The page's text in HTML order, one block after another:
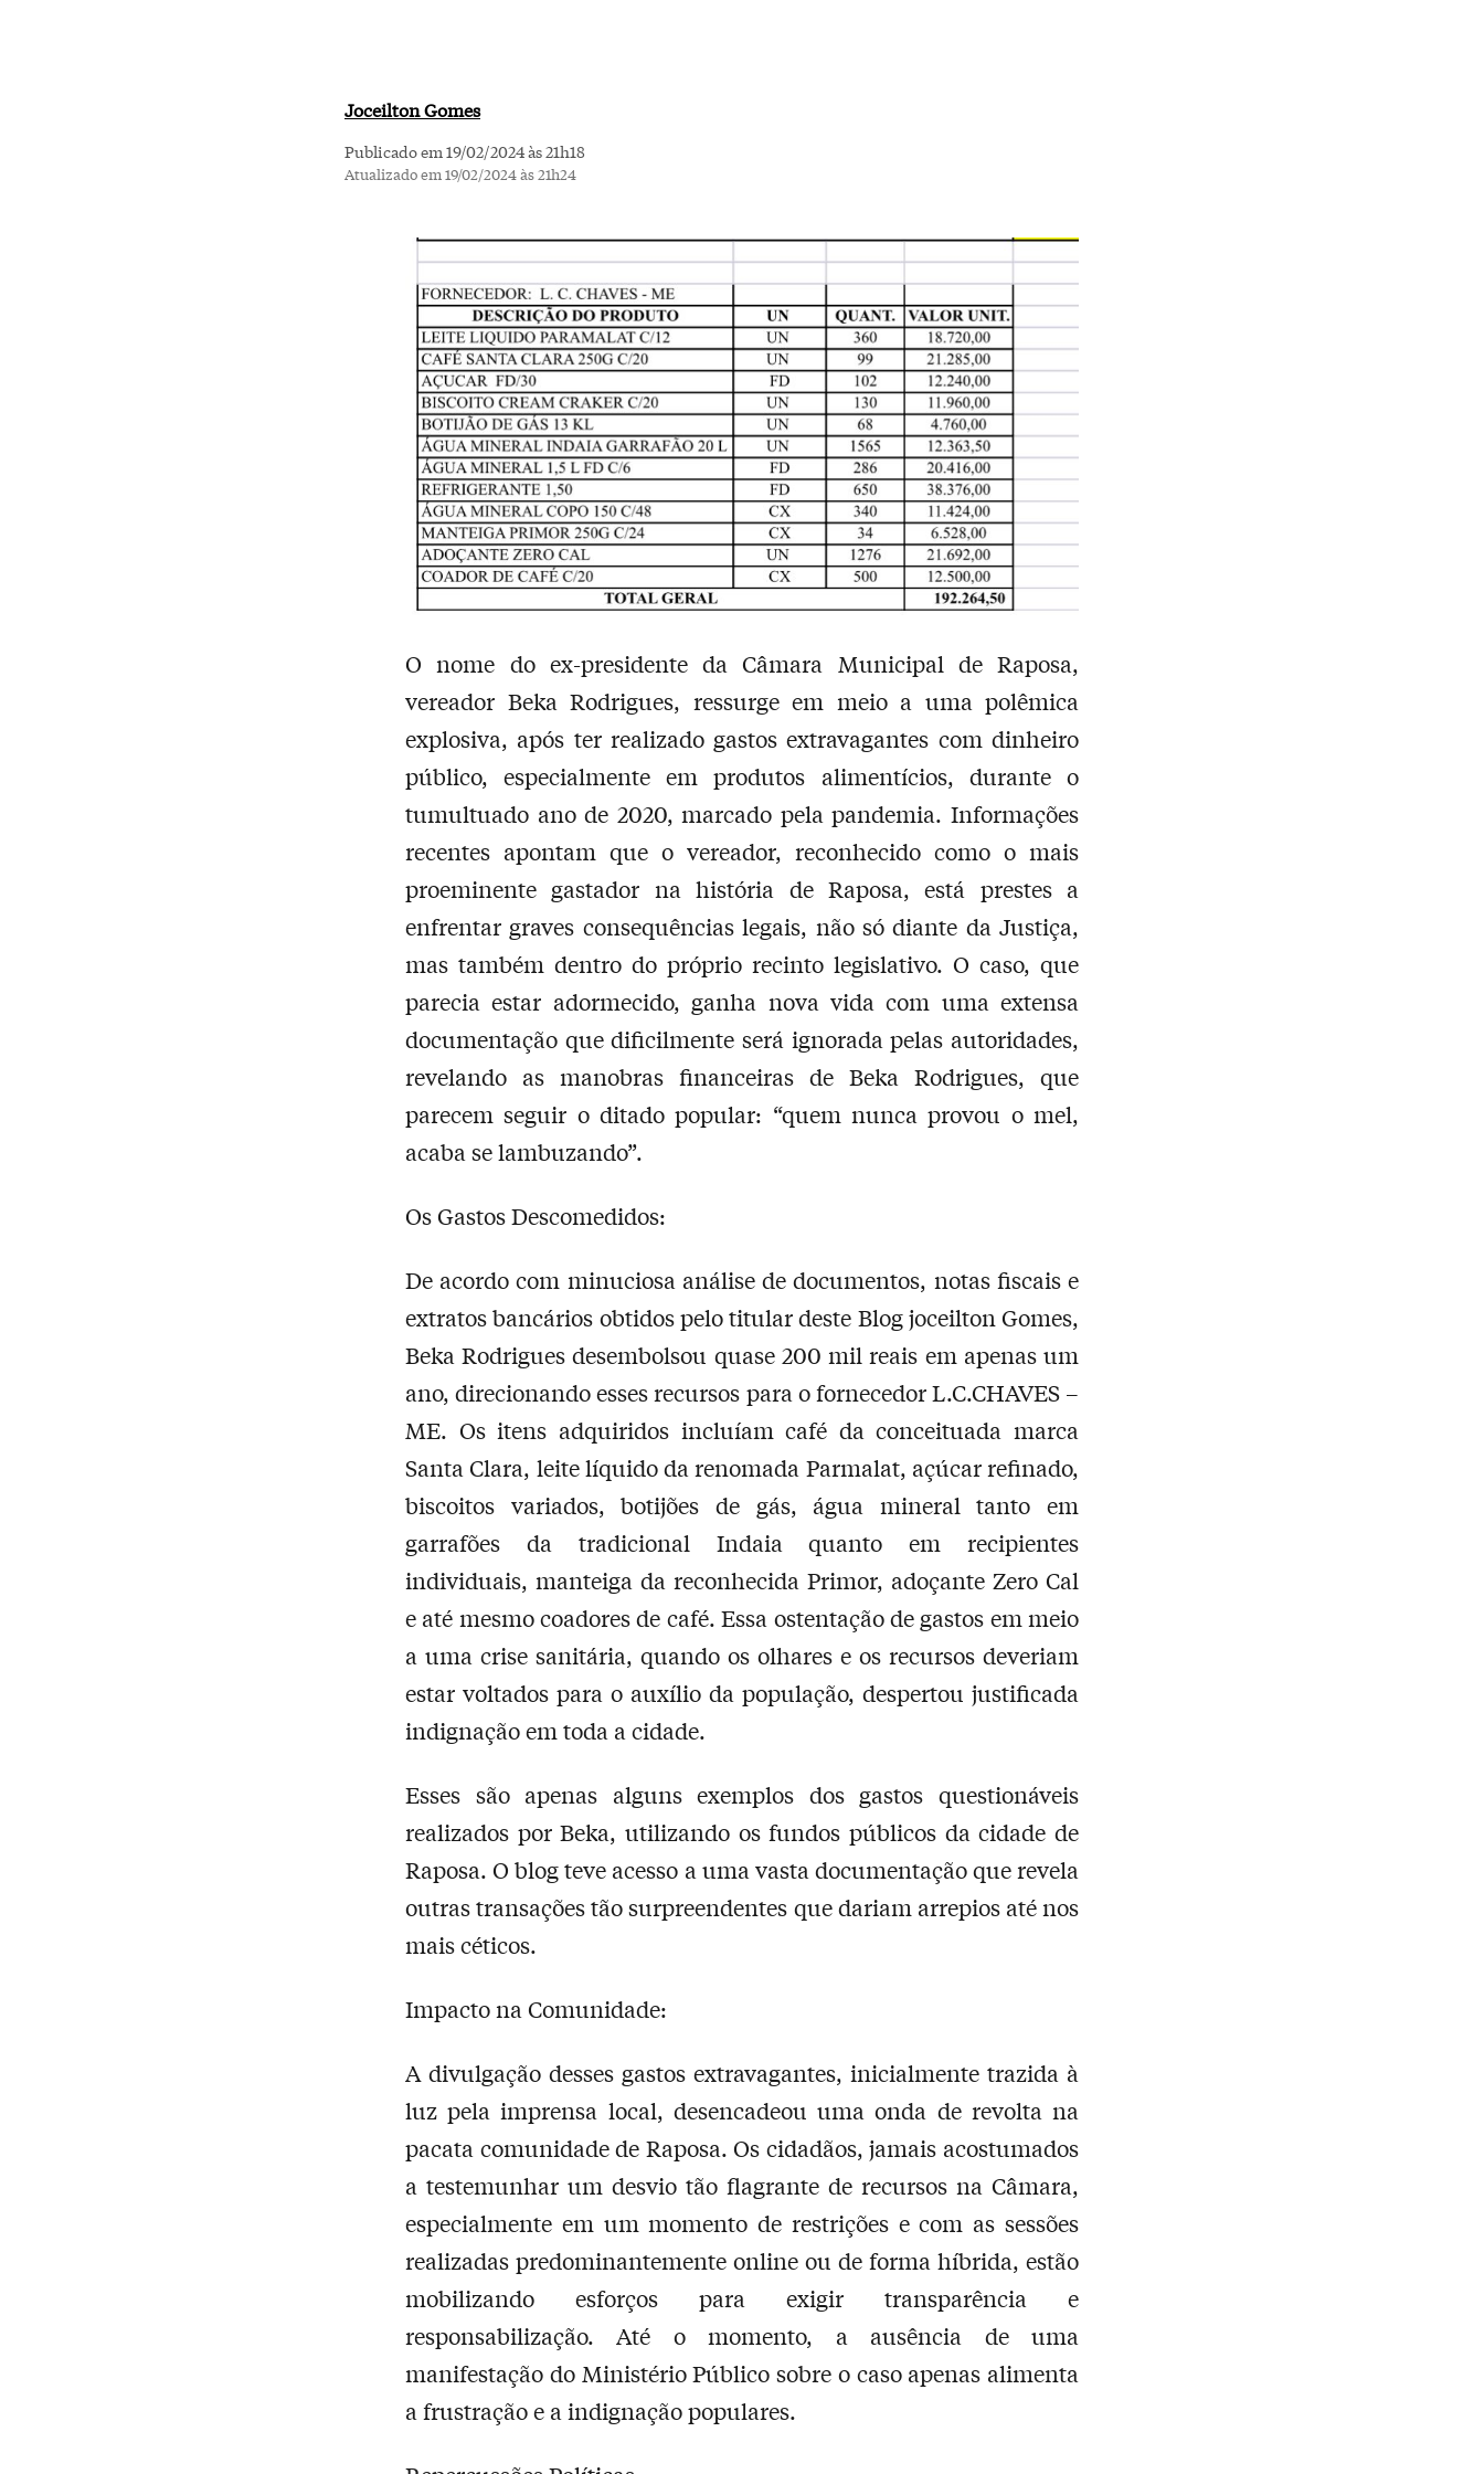
Joceilton Gomes
Publicado em 19/02/2024 às 21h18
Atualizado em 19/02/2024 às 21h24
O nome do ex-presidente da Câmara Municipal de Raposa,
vereador Beka Rodrigues, ressurge em meio a uma polêmica
explosiva, após ter realizado gastos extravagantes com dinheiro
público, especialmente em produtos alimentícios, durante o
tumultuado ano de 2020, marcado pela pandemia. Informações
recentes apontam que o vereador, reconhecido como o mais
proeminente gastador na história de Raposa, está prestes a
enfrentar graves consequências legais, não só diante da Justiça,
mas também dentro do próprio recinto legislativo. O caso, que
parecia estar adormecido, ganha nova vida com uma extensa
documentação que dificilmente será ignorada pelas autoridades,
revelando as manobras financeiras de Beka Rodrigues, que
parecem seguir o ditado popular: “quem nunca provou o mel,
acaba se lambuzando”.
Os Gastos Descomedidos:
De acordo com minuciosa análise de documentos, notas fiscais e
extratos bancários obtidos pelo titular deste Blog joceilton Gomes,
Beka Rodrigues desembolsou quase 200 mil reais em apenas um
ano, direcionando esses recursos para o fornecedor L.C.CHAVES –
ME. Os itens adquiridos incluíam café da conceituada marca
Santa Clara, leite líquido da renomada Parmalat, açúcar refinado,
biscoitos variados, botijões de gás, água mineral tanto em
garrafões da tradicional Indaia quanto em recipientes
individuais, manteiga da reconhecida Primor, adoçante Zero Cal
e até mesmo coadores de café. Essa ostentação de gastos em meio
a uma crise sanitária, quando os olhares e os recursos deveriam
estar voltados para o auxílio da população, despertou justificada
indignação em toda a cidade.
Esses são apenas alguns exemplos dos gastos questionáveis
realizados por Beka, utilizando os fundos públicos da cidade de
Raposa. O blog teve acesso a uma vasta documentação que revela
outras transações tão surpreendentes que dariam arrepios até nos
mais céticos.
Impacto na Comunidade:
A divulgação desses gastos extravagantes, inicialmente trazida à
luz pela imprensa local, desencadeou uma onda de revolta na
pacata comunidade de Raposa. Os cidadãos, jamais acostumados
a testemunhar um desvio tão flagrante de recursos na Câmara,
especialmente em um momento de restrições e com as sessões
realizadas predominantemente online ou de forma híbrida, estão
mobilizando esforços para exigir transparência e
responsabilização. Até o momento, a ausência de uma
manifestação do Ministério Público sobre o caso apenas alimenta
a frustração e a indignação populares.